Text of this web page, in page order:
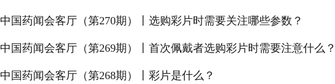
中国药闻会客厅（第270期）丨选购彩片时需要关注哪些参数？
中国药闻会客厅（第269期）丨首次佩戴者选购彩片时需要注意什么？
中国药闻会客厅（第268期）丨彩片是什么？